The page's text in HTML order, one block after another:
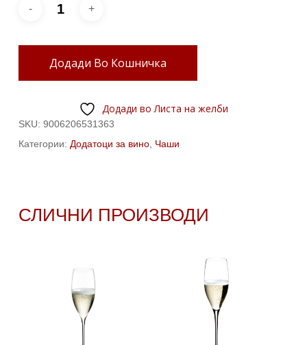
Додади Во Кошничка
Додади во Листа на желби
SKU: 9006206531363
Категории: Додатоци за вино, Чаши
СЛИЧНИ ПРОИЗВОДИ